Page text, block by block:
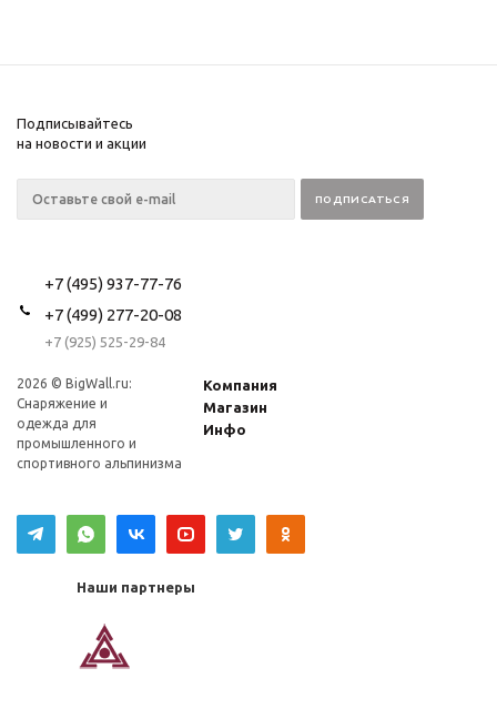
Подписывайтесь
на новости и акции
+7 (495) 937-77-76
+7 (499) 277-20-08
+7 (925) 525-29-84
2026 © BigWall.ru:
Снаряжение и
одежда для
промышленного и
спортивного альпинизма
Компания
Магазин
Инфо
Наши партнеры